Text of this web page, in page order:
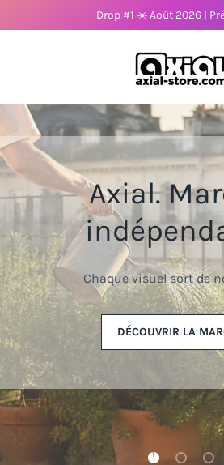
Drop #1 ☀️ Août 2026 |
L'univers Axial,
jeune
Même univers graphique, même qualité
écoresponsable. Pour ceux qui
EXPLORER LA
Charger la